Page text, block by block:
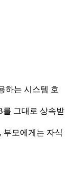
하는 시스템 호
를 그대로 상속받
, 부모에게는 자식